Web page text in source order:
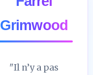
Grimwood
"Il n’y a pas